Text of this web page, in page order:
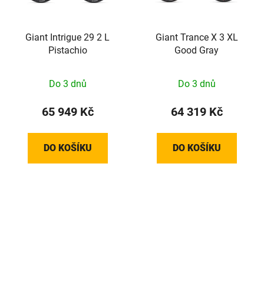
Giant Intrigue 29 2 L
Pistachio
Do 3 dnů
65 949 Kč
DO KOŠÍKU
Giant Trance X 3 XL
Good Gray
Do 3 dnů
64 319 Kč
DO KOŠÍKU